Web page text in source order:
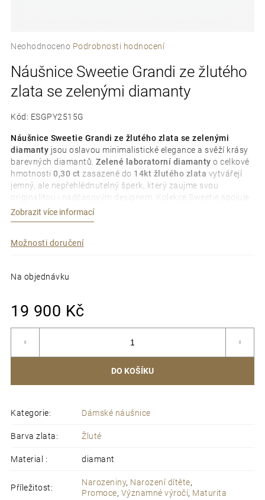
Průměrné
produktu
je
0,0
5
Neohodnoceno Podrobnosti hodnocení
Náušnice Sweetie Grandi ze žlutého
zlata se zelenými diamanty
Kód: ESGPY2515G
Náušnice Sweetie Grandi ze žlutého zlata se zelenými
diamanty jsou oslavou minimalistické elegance a svěží krásy
barevných diamantů. Zelené laboratorní diamanty o celkové
hmotnosti 0,30 ct zasazené do 14kt žlutého zlata vytvářejí
jemný, ale nepřehlédnutelný šperk, který zaujme svou
originalitou i nadčasovým designem. Kolekce Sweetie spojuje
precizní řemeslné zpracování, moderní luxus a
charakteristický styl značky TIAMI.
Zobrazit více informací
Možnosti doručení
Na objednávku
19 900 Kč
DO KOŠÍKU
Kategorie: Dámské náušnice
Barva zlata: Žluté
Material : diamant
Příležitost:
Narozeniny, Narození dítěte,
Promoce, Významné výročí, Maturita
n
a
j
í
t
?
D
p
u
č
u